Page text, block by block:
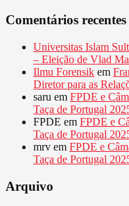
Comentários recentes
Universitas Islam
– Eleição de Vlad
Ilmu Forensik em
Diretor para as
saru em FPDE e
Taça de Portugal
FPDE em FPDE e
Taça de Portugal
mrv em FPDE e
Taça de Portugal
Arquivo